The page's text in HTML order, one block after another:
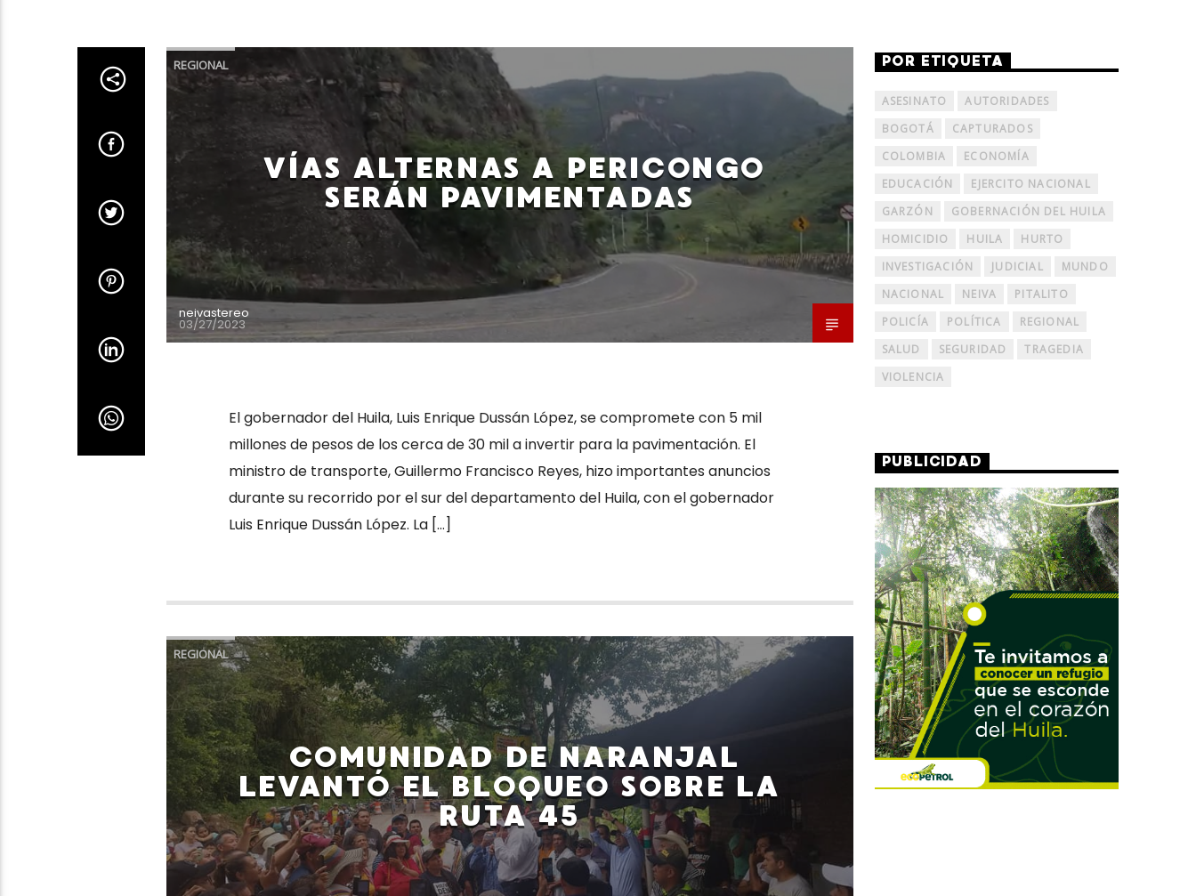
REGIONAL
VÍAS ALTERNAS A PERICONGO
SERÁN PAVIMENTADAS
neivastereo
03/27/2023
El gobernador del Huila, Luis Enrique Dussán López, se compromete con 5 mil
millones de pesos de los cerca de 30 mil a invertir para la pavimentación. El
ministro de transporte, Guillermo Francisco Reyes, hizo importantes anuncios
durante su recorrido por el sur del departamento del Huila, con el gobernador
Luis Enrique Dussán López. La […]
REGIONAL
COMUNIDAD DE NARANJAL
LEVANTÓ EL BLOQUEO SOBRE LA
RUTA 45
POR ETIQUETA
ASESINATO
AUTORIDADES
BOGOTÁ
CAPTURADOS
COLOMBIA
ECONOMÍA
EDUCACIÓN
EJERCITO NACIONAL
GARZÓN
GOBERNACIÓN DEL HUILA
HOMICIDIO
HUILA
HURTO
INVESTIGACIÓN
JUDICIAL
MUNDO
NACIONAL
NEIVA
PITALITO
POLICÍA
POLÍTICA
REGIONAL
SALUD
SEGURIDAD
TRAGEDIA
VIOLENCIA
PUBLICIDAD